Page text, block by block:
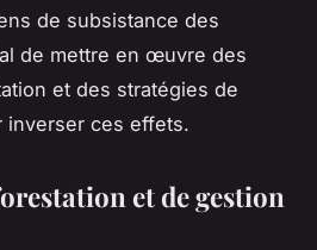
de subsistance des
de mettre en œuvre des
et des stratégies de
inverser ces effets.
et de gestion